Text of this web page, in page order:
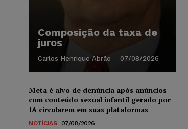
Composição da taxa de
juros
Carlos Henrique Abrão - 07/08/2026
Meta é alvo de denúncia após anúncios
com conteúdo sexual infantil gerado por
IA circularem em suas plataformas
NOTÍCIAS 07/08/2026